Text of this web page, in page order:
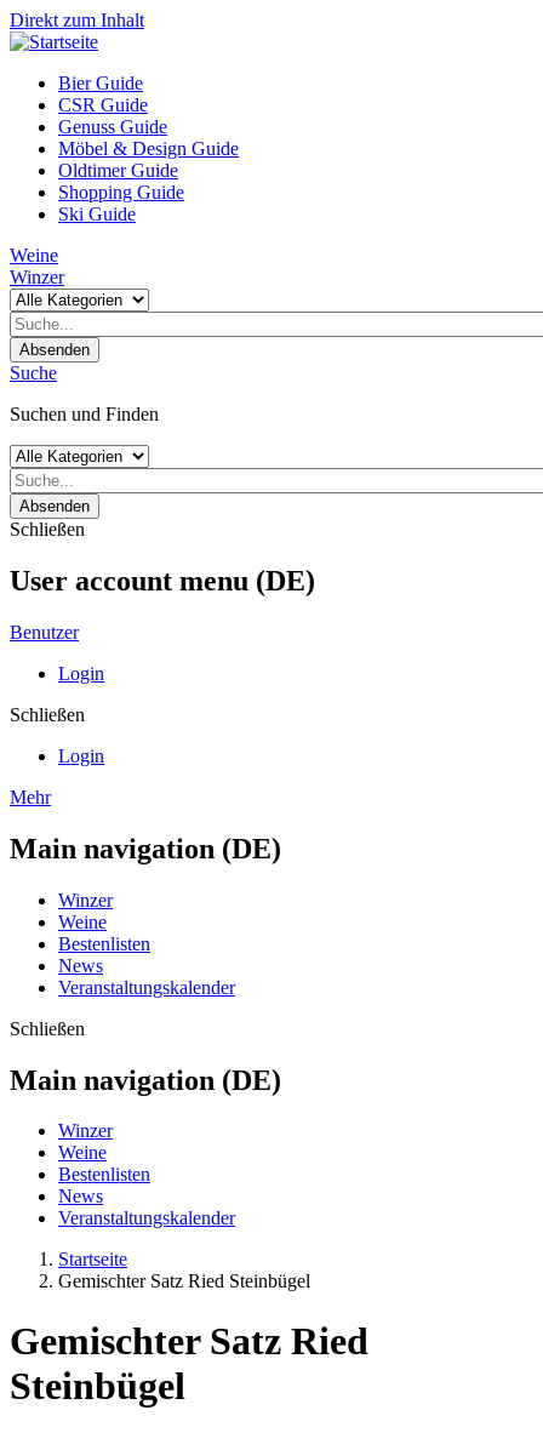
Direkt zum Inhalt
Bier Guide
CSR Guide
Genuss Guide
Möbel & Design Guide
Oldtimer Guide
Shopping Guide
Ski Guide
Weine
Winzer
Absenden
Suche
Suchen und Finden
Absenden
Schließen
User account menu (DE)
Benutzer
Login
Schließen
Login
Mehr
Main navigation (DE)
Winzer
Weine
Bestenlisten
News
Veranstaltungskalender
Schließen
Main navigation (DE)
Winzer
Weine
Bestenlisten
News
Veranstaltungskalender
Startseite
Gemischter Satz Ried Steinbügel
Gemischter Satz Ried
Steinbügel